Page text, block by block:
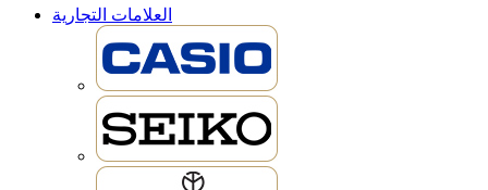
العلامات التجارية